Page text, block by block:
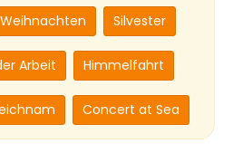
Weihnachten Silvester
Arbeit Himmelfahrt
Concert at Sea